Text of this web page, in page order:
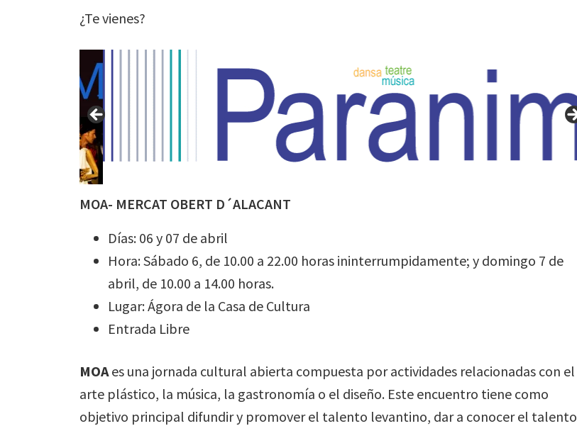
¿Te vienes?
MOA- MERCAT OBERT D´ALACANT
Días: 06 y 07 de abril
Hora: Sábado 6, de 10.00 a 22.00 horas ininterrumpidamente; y domingo 7 de
abril, de 10.00 a 14.00 horas.
Lugar: Ágora de la Casa de Cultura
Entrada Libre
MOA es una jornada cultural abierta compuesta por actividades relacionadas con el
arte plástico, la música, la gastronomía o el diseño. Este encuentro tiene como
objetivo principal difundir y promover el talento levantino, dar a conocer el talento